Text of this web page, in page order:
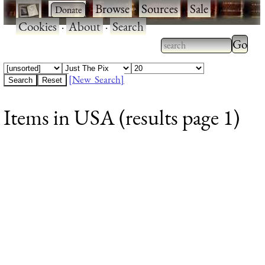
· ·Browse·Sources·Sale·
Cookies·About·Search
Type 2 or more
characters for
Type
results.
[New Search]
Items in USA (results page 1)